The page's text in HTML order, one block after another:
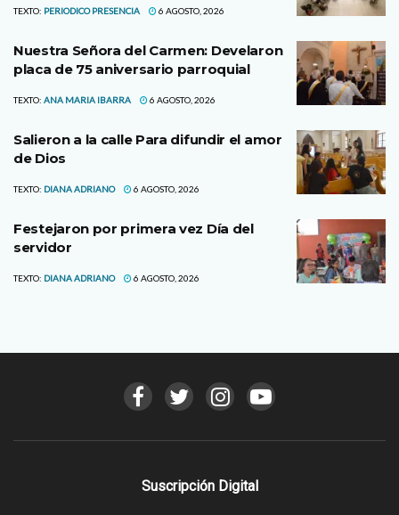
TEXTO: PERIODICO PRESENCIA 6 AGOSTO, 2026
Nuestra Señora del Carmen: Develaron
placa de 75 aniversario parroquial
TEXTO: ANA MARIA IBARRA 6 AGOSTO, 2026
Salieron a la calle Para difundir el amor
de Dios
TEXTO: DIANA ADRIANO 6 AGOSTO, 2026
Festejaron por primera vez Día del
servidor
TEXTO: DIANA ADRIANO 6 AGOSTO, 2026
Suscripción Digital